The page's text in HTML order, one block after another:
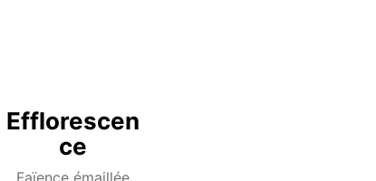
Efflorescen
ce
Faïence émaillée